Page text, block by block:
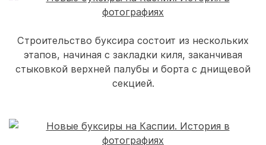
Строительство буксира состоит из нескольких
этапов, начиная с закладки киля, заканчивая
стыковкой верхней палубы и борта с днищевой
секцией.